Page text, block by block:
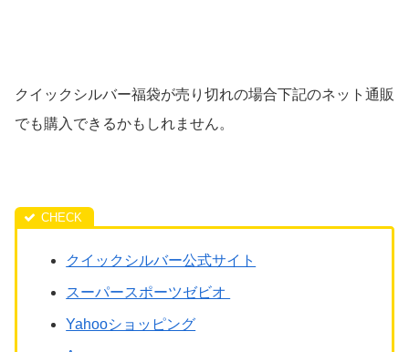
クイックシルバー福袋が売り切れの場合下記のネット通販
でも購入できるかもしれません。
クイックシルバー公式サイト
スーパースポーツゼビオ
Yahooショッピング